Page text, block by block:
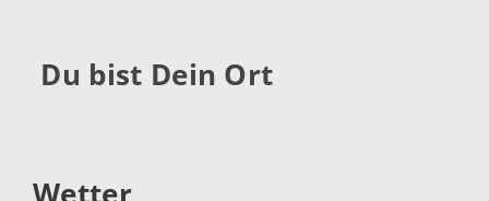
Du bist Dein Ort